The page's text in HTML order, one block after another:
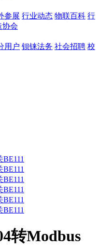
参展 行业动态 物联百科 行
协会
用户 钡铼法务 社会招聘 校
转Modbus